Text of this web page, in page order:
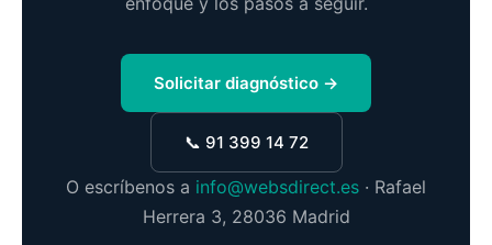
Solicitar diagnóstico →
📞 91 399 14 72
O escríbenos a info@websdirect.es · Rafael
Herrera 3, 28036 Madrid